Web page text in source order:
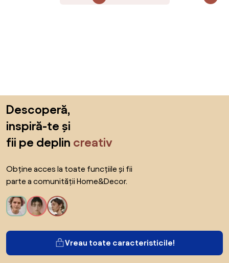
Descoperă,
inspiră-te și
fii pe deplin creativ
Obține acces la toate funcțiile și fii
parte a comunității Home&Decor.
Vreau toate caracteristicile!